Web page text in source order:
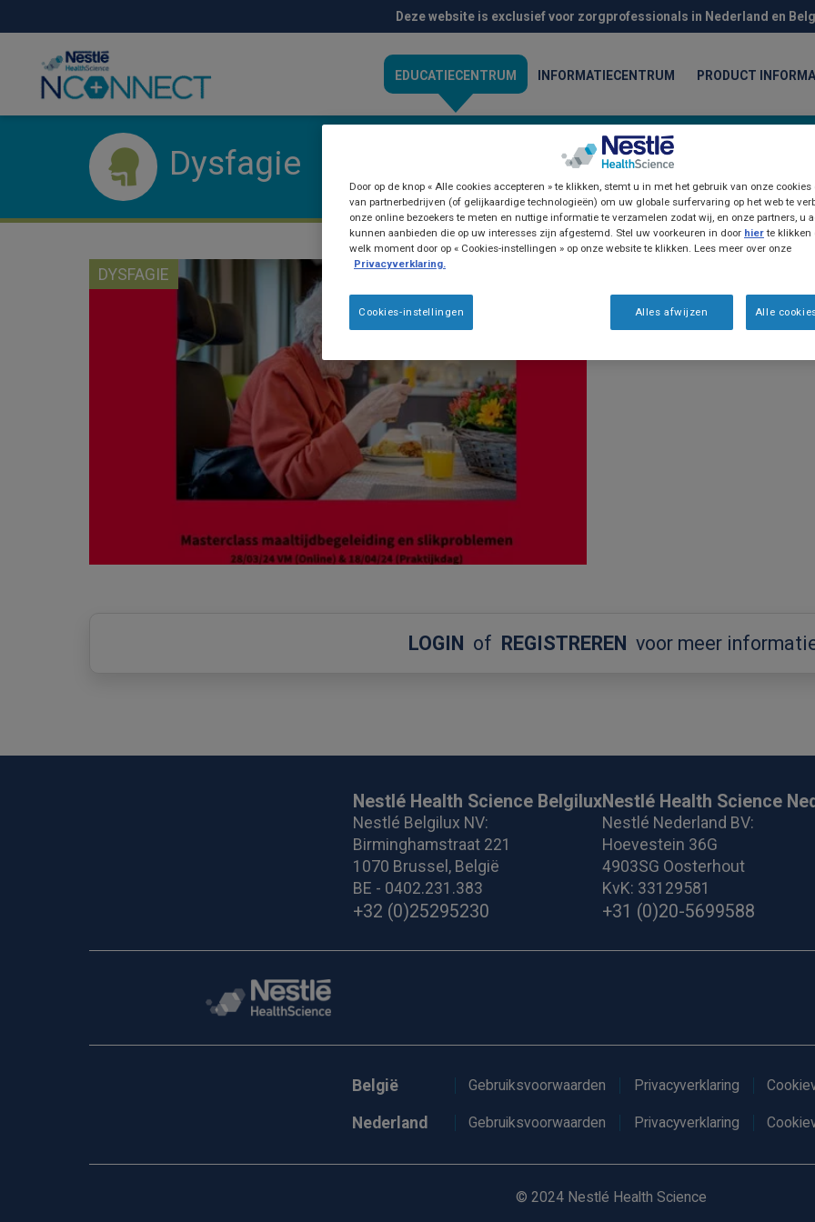
Deze website is exclusief voor zorgprofessionals in Nederland en
EDUCATIECENTRUM INFORMATIECENTRUM PRODUCT
Dysfagie
DYSFAGIE
Gesprek AS
LOGIN of REGISTREREN voor meer
Nestlé Health Science Belgilux
Nestlé Belgilux NV:
Birminghamstraat 221
1070 Brussel, België
BE - 0402.231.383
+32 (0)25295230
Nestlé Health Science
Nestlé Nederland BV:
Hoevestein 36G
4903SG Oosterhout
KvK: 33129581
+31 (0)20-5699588
België Gebruiksvoorwaarden Privacyverklaring
Nederland Gebruiksvoorwaarden Privacyverklaring
© 2024 Nestlé Health Science
Door op de knop « Alle cookies accepteren » te klikken, stemt u in met het gebruik van onze cookies
van partnerbedrijven (of gelijkaardige technologieën) om uw globale surfervaring op het web te
onze online bezoekers te meten en nuttige informatie te verzamelen zodat wij, en onze partners, u
kunnen aanbieden die op uw interesses zijn afgestemd. Stel uw voorkeuren in door hierte klikken
welk moment door op « Cookies-instellingen » op onze website te klikken. Lees meer over onze
Privacyverklaring.
Alles afwijzen Alle
Cookies-instellingen